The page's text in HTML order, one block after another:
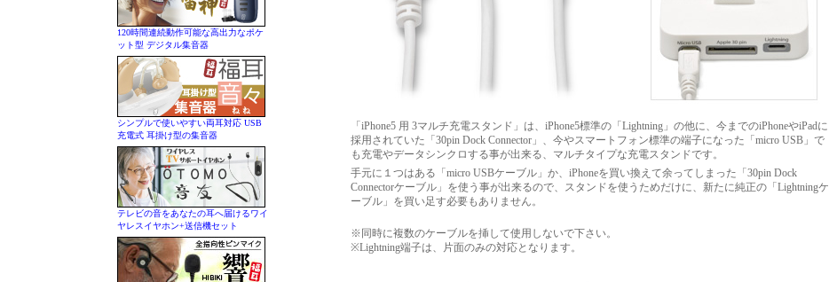
120時間連続動作可能な高出力なポケ
ット型 デジタル集音器
シンプルで使いやすい両耳対応 USB
充電式 耳掛け型の集音器
テレビの音をあなたの耳へ届けるワイ
ヤレスイヤホン+送信機セット
「iPhone5 用 3マルチ充電スタンド」は、iPhone5標準の「Lightning」の他に、今までのiPhoneやiPadに
採用されていた「30pin Dock Connector」、今やスマートフォン標準の端子になった「micro USB」で
も充電やデータシンクロする事が出来る、マルチタイプな充電スタンドです。
手元に１つはある「micro USBケーブル」か、iPhoneを買い換えて余ってしまった「30pin Dock
Connectorケーブル」を使う事が出来るので、スタンドを使うためだけに、新たに純正の「Lightningケ
ーブル」を買い足す必要もありません。
※同時に複数のケーブルを挿して使用しないで下さい。
※Lightning端子は、片面のみの対応となります。